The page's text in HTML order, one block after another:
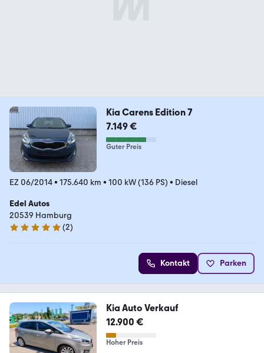
Kia Carens Edition 7
7.149 €
Guter Preis
EZ 06/2014• 175.640 km • 100 kW (136 PS) • Diesel
Edel Autos
20539 Hamburg
5 Sterne
(2)
Kontakt Parken
Kia Auto Verkauf
12.900 €
Hoher Preis